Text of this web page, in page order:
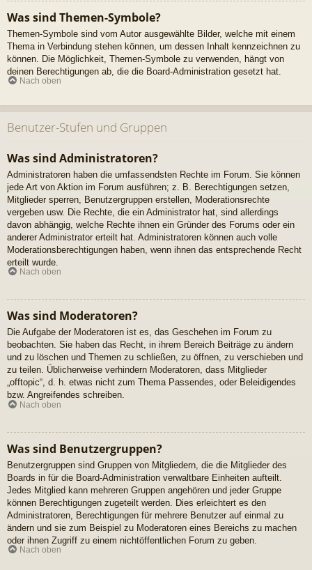
Was sind Themen-Symbole?
Themen-Symbole sind vom Autor ausgewählte Bilder, welche mit einem
Thema in Verbindung stehen können, um dessen Inhalt kennzeichnen zu
können. Die Möglichkeit, Themen-Symbole zu verwenden, hängt von
deinen Berechtigungen ab, die die Board-Administration gesetzt hat.
Nach oben
Benutzer-Stufen und Gruppen
Was sind Administratoren?
Administratoren haben die umfassendsten Rechte im Forum. Sie können
jede Art von Aktion im Forum ausführen; z. B. Berechtigungen setzen,
Mitglieder sperren, Benutzergruppen erstellen, Moderationsrechte
vergeben usw. Die Rechte, die ein Administrator hat, sind allerdings
davon abhängig, welche Rechte ihnen ein Gründer des Forums oder ein
anderer Administrator erteilt hat. Administratoren können auch volle
Moderationsberechtigungen haben, wenn ihnen das entsprechende Recht
erteilt wurde.
Nach oben
Was sind Moderatoren?
Die Aufgabe der Moderatoren ist es, das Geschehen im Forum zu
beobachten. Sie haben das Recht, in ihrem Bereich Beiträge zu ändern
und zu löschen und Themen zu schließen, zu öffnen, zu verschieben und
zu teilen. Üblicherweise verhindern Moderatoren, dass Mitglieder
„offtopic“, d. h. etwas nicht zum Thema Passendes, oder Beleidigendes
bzw. Angreifendes schreiben.
Nach oben
Was sind Benutzergruppen?
Benutzergruppen sind Gruppen von Mitgliedern, die die Mitglieder des
Boards in für die Board-Administration verwaltbare Einheiten aufteilt.
Jedes Mitglied kann mehreren Gruppen angehören und jeder Gruppe
können Berechtigungen zugeteilt werden. Dies erleichtert es den
Administratoren, Berechtigungen für mehrere Benutzer auf einmal zu
ändern und sie zum Beispiel zu Moderatoren eines Bereichs zu machen
oder ihnen Zugriff zu einem nichtöffentlichen Forum zu geben.
Nach oben